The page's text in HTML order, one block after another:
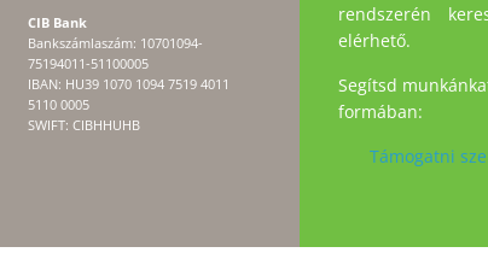
CIB Bank
Bankszámlaszám: 10701094-
75194011-51100005
IBAN: HU39 1070 1094 7519 4011
5110 0005
SWIFT: CIBHHUHB
rendszerén
elérhető.
Segítsd
formában:
Támogatni